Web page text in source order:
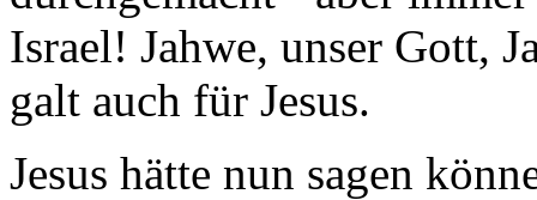
Israel! Jahwe, unser Gott,
galt auch für Jesus.
Jesus hätte nun sagen